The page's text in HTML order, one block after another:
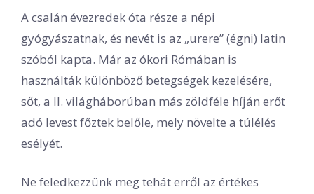
A csalán évezredek óta része a népi
gyógyászatnak, és nevét is az „urere” (égni) latin
szóból kapta. Már az ókori Rómában is
használták különböző betegségek kezelésére,
sőt, a II. világháborúban más zöldféle híján erőt
adó levest főztek belőle, mely növelte a túlélés
esélyét.
Ne feledkezzünk meg tehát erről az értékes